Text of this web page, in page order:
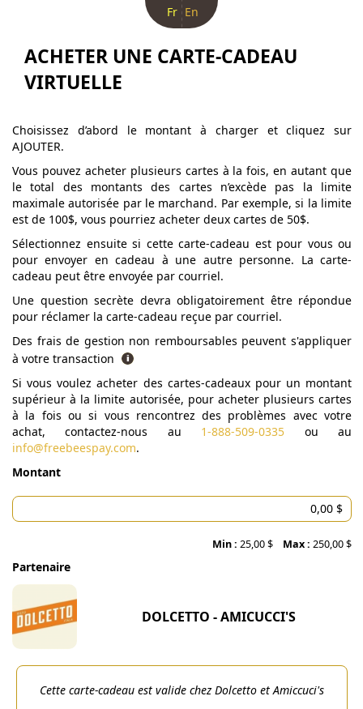
Fr En
ACHETER UNE CARTE-CADEAU
VIRTUELLE
Choisissez d’abord le montant à charger et cliquez sur
AJOUTER.
Vous pouvez acheter plusieurs cartes à la fois, en autant que
le total des montants des cartes n’excède pas la limite
maximale autorisée par le marchand. Par exemple, si la limite
est de 100$, vous pourriez acheter deux cartes de 50$.
Sélectionnez ensuite si cette carte-cadeau est pour vous ou
pour envoyer en cadeau à une autre personne. La carte-
cadeau peut être envoyée par courriel.
Une question secrète devra obligatoirement être répondue
pour réclamer la carte-cadeau reçue par courriel.
Des frais de gestion non remboursables peuvent s'appliquer
à votre transaction
Si vous voulez acheter des cartes-cadeaux pour un montant
supérieur à la limite autorisée, pour acheter plusieurs cartes
à la fois ou si vous rencontrez des problèmes avec votre
achat, contactez-nous au 1-888-509-0335 ou au
info@freebeespay.com.
Montant
Min : 25,00 $ Max : 250,00 $
Partenaire
DOLCETTO - AMICUCCI'S
Cette carte-cadeau est valide chez Dolcetto et Amiccuci's